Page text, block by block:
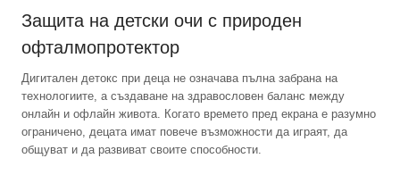
Защита на детски очи с природен
офталмопротектор
Дигитален детокс при деца не означава пълна забрана на
технологиите, а създаване на здравословен баланс между
онлайн и офлайн живота. Когато времето пред екрана е разумно
ограничено, децата имат повече възможности да играят, да
общуват и да развиват своите способности.